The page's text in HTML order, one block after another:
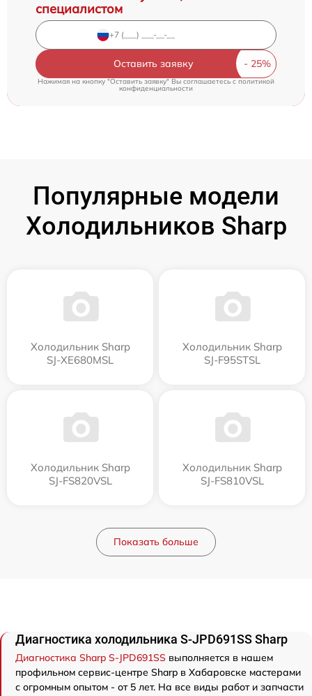
специалистом
Оставить заявку
Нажимая на кнопку "Оставить заявку" Вы соглашаетесь cполитикой
конфиденциальности
Популярные модели
Холодильников Sharp
Холодильник Sharp
SJ-XE680MSL
Холодильник Sharp
SJ-F95STSL
Холодильник Sharp
SJ-FS820VSL
Холодильник Sharp
SJ-FS810VSL
Показать больше
Диагностика холодильника S-JPD691SS Sharp
Диагностика Sharp S-JPD691SS выполняется в нашем
профильном сервис-центре Sharp в Хабаровске мастерами
с огромным опытом - от 5 лет. На все виды работ и запчасти